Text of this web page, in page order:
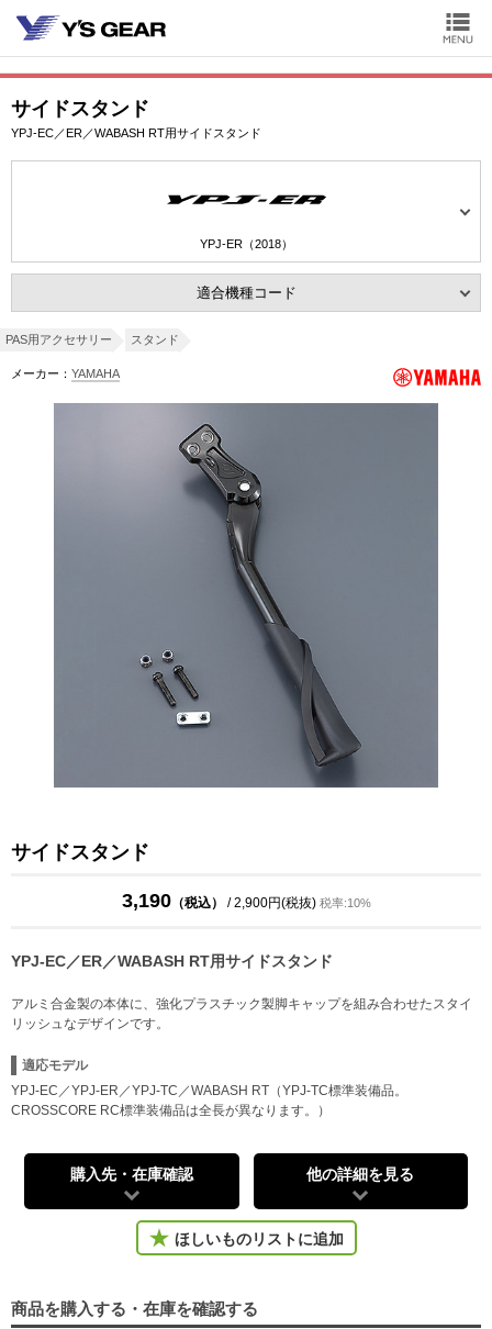
サイドスタンド
YPJ-EC／ER／WABASH RT用サイドスタンド
YPJ-ER（2018）
適合機種コード
PAS用アクセサリー スタンド
メーカー： YAMAHA
サイドスタンド
3,190（税込） / 2,900円(税抜) 税率:10%
YPJ-EC／ER／WABASH RT用サイドスタンド
アルミ合金製の本体に、強化プラスチック製脚キャップを組み合わせたスタイ
リッシュなデザインです。
適応モデル
YPJ-EC／YPJ-ER／YPJ-TC／WABASH RT（YPJ-TC標準装備品。
CROSSCORE RC標準装備品は全長が異なります。）
購入先・在庫確認 他の詳細を見る
ほしいものリストに追加
商品を購入する・在庫を確認する